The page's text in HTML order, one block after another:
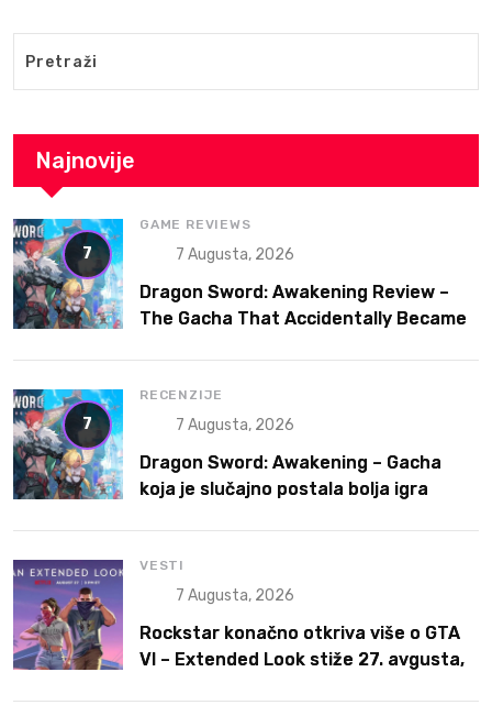
Najnovije
7
GAME REVIEWS
7 Augusta, 2026
Dragon Sword: Awakening Review –
The Gacha That Accidentally Became
7
RECENZIJE
7 Augusta, 2026
Dragon Sword: Awakening – Gacha
koja je slučajno postala bolja igra
VESTI
7 Augusta, 2026
Rockstar konačno otkriva više o GTA
VI – Extended Look stiže 27. avgusta,